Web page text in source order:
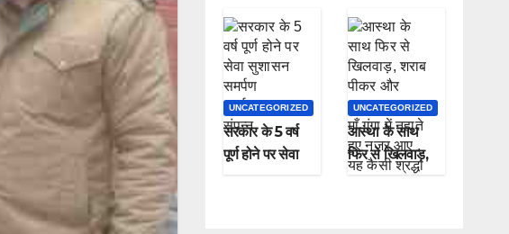
सफाई कार्य
UNCATEGORIZED
सरकार के 5 वर्ष
पूर्ण होने पर सेवा
UNCATEGORIZED
आस्था के साथ
फिर से खिलवाड़,
शराब पीकर और